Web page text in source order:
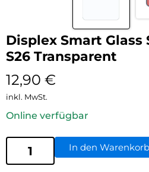
Displex Smart Glass
S26 Transparent
12,90 €
inkl. MwSt.
Online verfügbar
In den Warenkorb